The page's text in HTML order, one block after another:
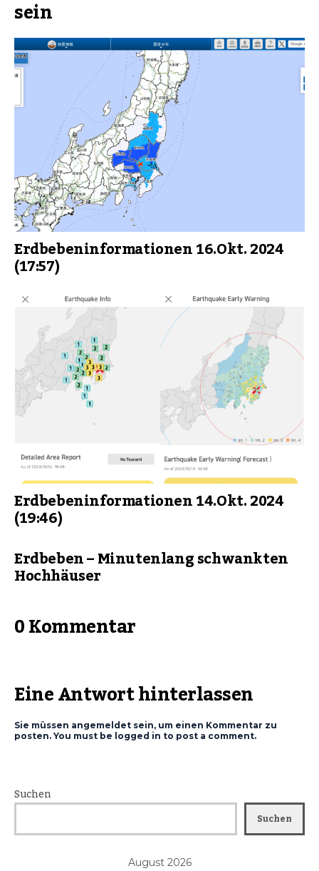
sein
Erdbebeninformationen 16.Okt. 2024
(17:57)
Erdbebeninformationen 14.Okt. 2024
(19:46)
Erdbeben – Minutenlang schwankten
Hochhäuser
0 Kommentar
Eine Antwort hinterlassen
Sie müssen angemeldet sein, um einen Kommentar zu
posten. You must be logged in to post a comment.
Suchen
Suchen
August 2026